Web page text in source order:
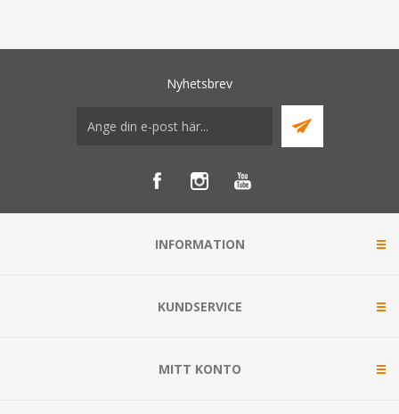
Nyhetsbrev
INFORMATION
KUNDSERVICE
MITT KONTO